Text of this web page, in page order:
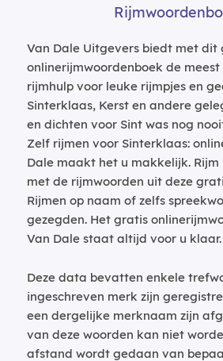
Van Dale Uitgevers biedt met dit
onlinerijmwoordenboek de
rijmhulp voor leuke rijmpjes en
Sinterklaas, Kerst en andere
en dichten voor Sint was nog
Zelf rijmen voor Sinterklaas:
Dale maakt het u makkelijk.
met de rijmwoorden uit deze
Rijmen op naam of zelfs
gezegden. Het gratis
Van Dale staat altijd voor u klaar.
Deze data bevatten enkele
ingeschreven merk zijn
een dergelijke merknaam zijn
van deze woorden kan niet
afstand wordt gedaan van